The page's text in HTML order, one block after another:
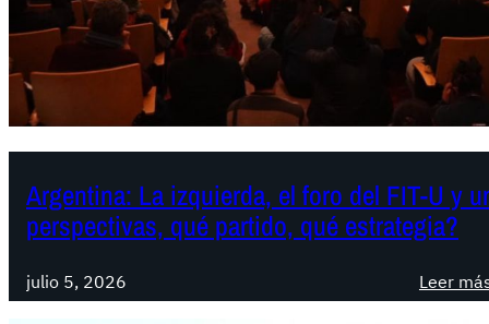
Argentina: La izquierda, el foro del FIT-U y
perspectivas, qué partido, qué estrategia?
julio 5, 2026 Leer